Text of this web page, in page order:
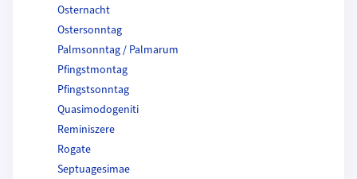
Osternacht
Ostersonntag
Palmsonntag / Palmarum
Pfingstmontag
Pfingstsonntag
Quasimodogeniti
Reminiszere
Rogate
Septuagesimae